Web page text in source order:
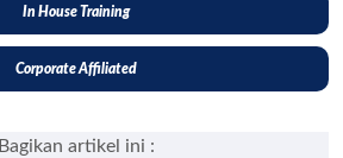
In House Training
Corporate Affiliated
Bagikan artikel ini :